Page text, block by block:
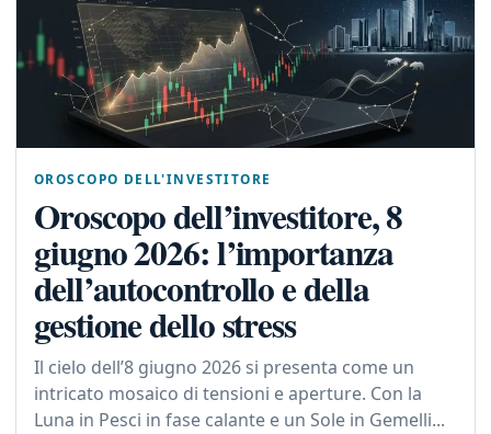
OROSCOPO DELL'INVESTITORE
Oroscopo dell’investitore, 8
giugno 2026: l’importanza
dell’autocontrollo e della
gestione dello stress
Il cielo dell’8 giugno 2026 si presenta come un
intricato mosaico di tensioni e aperture. Con la
Luna in Pesci in fase calante e un Sole in Gemelli...